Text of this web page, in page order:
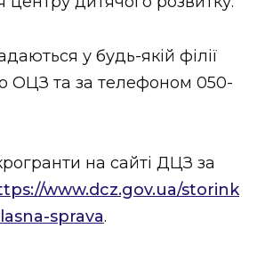
у будь-якій філії
ОЦЗ та за телефоном 050-
на сайті ДЦЗ за
www.dcz.gov.ua/storink
sprava.